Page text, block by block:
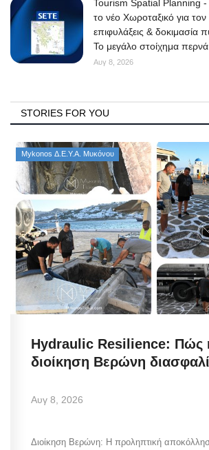
Tourism Spatial Planning -
το νέο Χωροταξικό για
επιφυλάξεις & δοκιμασία
Το μεγάλο στοίχημα
Αυγ 8, 2026
STORIES FOR YOU
Mykonos Δ.Ε.Υ.Α. Μυκόνου
Hydraulic Resilience: Πώς
διοίκηση Βερώνη
Αυγ 8, 2026
Διοίκηση Βερώνη: Η προληπτική